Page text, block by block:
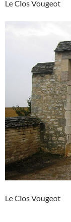
Le Clos Vougeot
Le Clos Vougeot